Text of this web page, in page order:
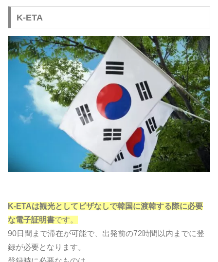
K-ETA
K-ETAは観光としてビザなしで韓国に渡韓する際に必要
な電子証明書です。
90日間まで滞在が可能で、出発前の72時間以内までに登
録が必要となります。